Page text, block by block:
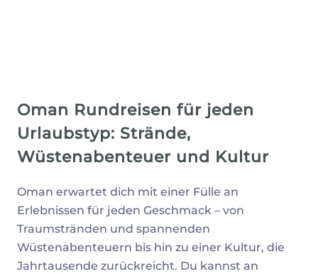
Oman Rundreisen für jeden
Urlaubstyp: Strände,
Wüstenabenteuer und Kultur
Oman erwartet dich mit einer Fülle an
Erlebnissen für jeden Geschmack – von
Traumstränden und spannenden
Wüstenabenteuern bis hin zu einer Kultur, die
Jahrtausende zurückreicht. Du kannst an